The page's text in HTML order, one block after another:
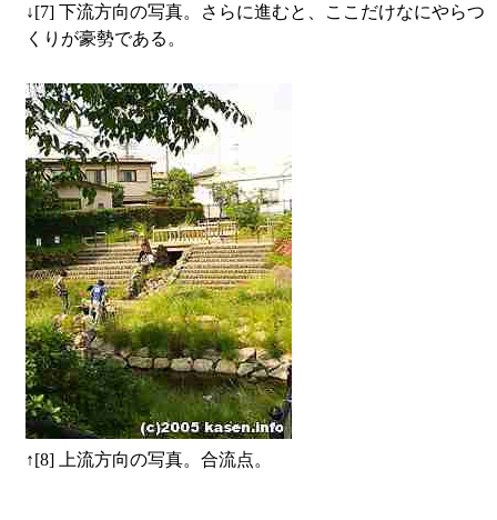
↓[7] 下流方向の写真。さらに進むと、ここだけなにやらつ
くりが豪勢である。
↑[8] 上流方向の写真。合流点。